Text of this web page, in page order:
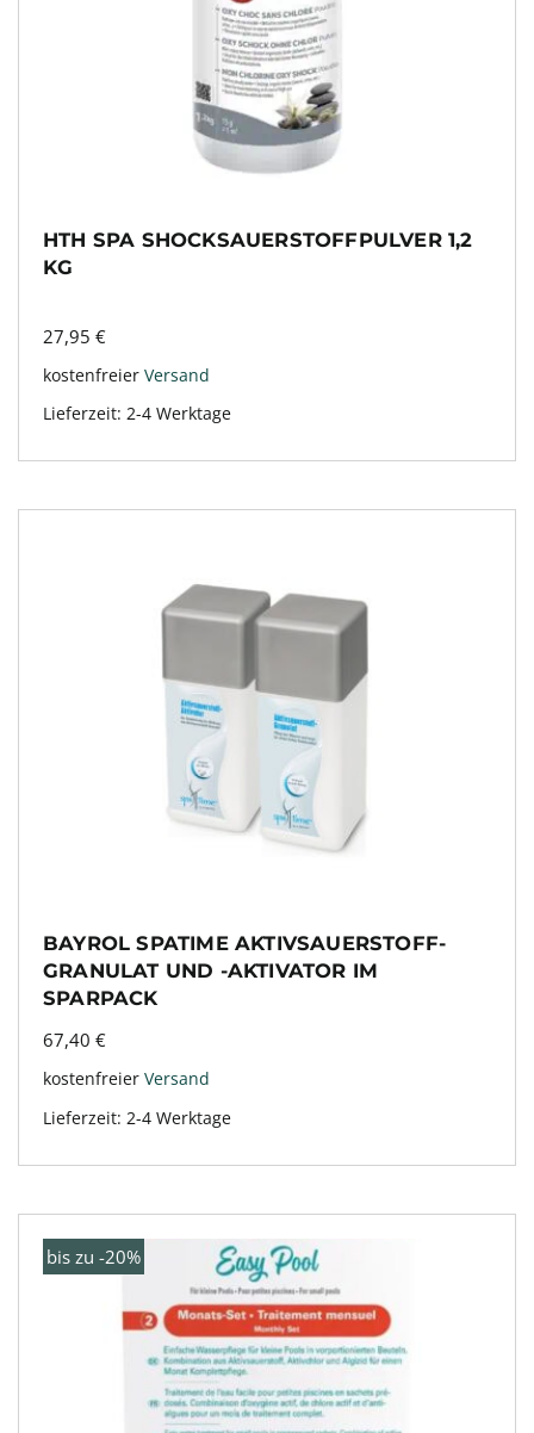
HTH SPA SHOCKSAUERSTOFFPULVER 1,2
KG
27,95 €
kostenfreier Versand
Lieferzeit: 2-4 Werktage
BAYROL SPATIME AKTIVSAUERSTOFF-
GRANULAT UND -AKTIVATOR IM
SPARPACK
67,40 €
kostenfreier Versand
Lieferzeit: 2-4 Werktage
bis zu -20%